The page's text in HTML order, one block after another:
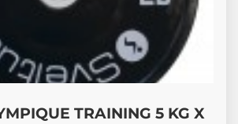
TRAINING 5 KG X